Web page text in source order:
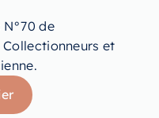
de
Collectionneurs et